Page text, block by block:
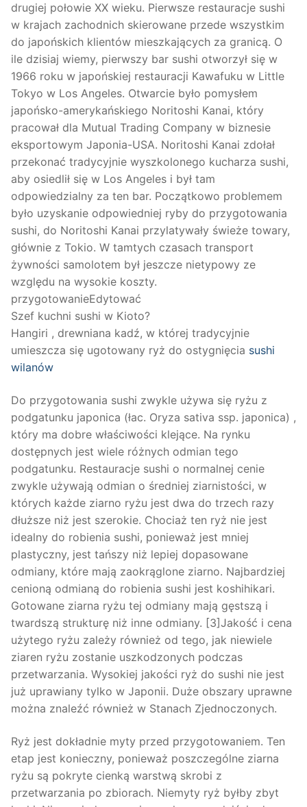
drugiej połowie XX wieku. Pierwsze restauracje sushi
w krajach zachodnich skierowane przede wszystkim
do japońskich klientów mieszkających za granicą. O
ile dzisiaj wiemy, pierwszy bar sushi otworzył się w
1966 roku w japońskiej restauracji Kawafuku w Little
Tokyo w Los Angeles. Otwarcie było pomysłem
japońsko-amerykańskiego Noritoshi Kanai, który
pracował dla Mutual Trading Company w biznesie
eksportowym Japonia-USA. Noritoshi Kanai zdołał
przekonać tradycyjnie wyszkolonego kucharza sushi,
aby osiedlił się w Los Angeles i był tam
odpowiedzialny za ten bar. Początkowo problemem
było uzyskanie odpowiedniej ryby do przygotowania
sushi, do Noritoshi Kanai przylatywały świeże towary,
głównie z Tokio. W tamtych czasach transport
żywności samolotem był jeszcze nietypowy ze
względu na wysokie koszty.
przygotowanieEdytować
Szef kuchni sushi w Kioto?
Hangiri , drewniana kadź, w której tradycyjnie
umieszcza się ugotowany ryż do ostygnięcia sushi
wilanów
Do przygotowania sushi zwykle używa się ryżu z
podgatunku japonica (łac. Oryza sativa ssp. japonica) ,
który ma dobre właściwości klejące. Na rynku
dostępnych jest wiele różnych odmian tego
podgatunku. Restauracje sushi o normalnej cenie
zwykle używają odmian o średniej ziarnistości, w
których każde ziarno ryżu jest dwa do trzech razy
dłuższe niż jest szerokie. Chociaż ten ryż nie jest
idealny do robienia sushi, ponieważ jest mniej
plastyczny, jest tańszy niż lepiej dopasowane
odmiany, które mają zaokrąglone ziarno. Najbardziej
cenioną odmianą do robienia sushi jest koshihikari.
Gotowane ziarna ryżu tej odmiany mają gęstszą i
twardszą strukturę niż inne odmiany. [3]Jakość i cena
użytego ryżu zależy również od tego, jak niewiele
ziaren ryżu zostanie uszkodzonych podczas
przetwarzania. Wysokiej jakości ryż do sushi nie jest
już uprawiany tylko w Japonii. Duże obszary uprawne
można znaleźć również w Stanach Zjednoczonych.
Ryż jest dokładnie myty przed przygotowaniem. Ten
etap jest konieczny, ponieważ poszczególne ziarna
ryżu są pokryte cienką warstwą skrobi z
przetwarzania po zbiorach. Niemyty ryż byłby zbyt